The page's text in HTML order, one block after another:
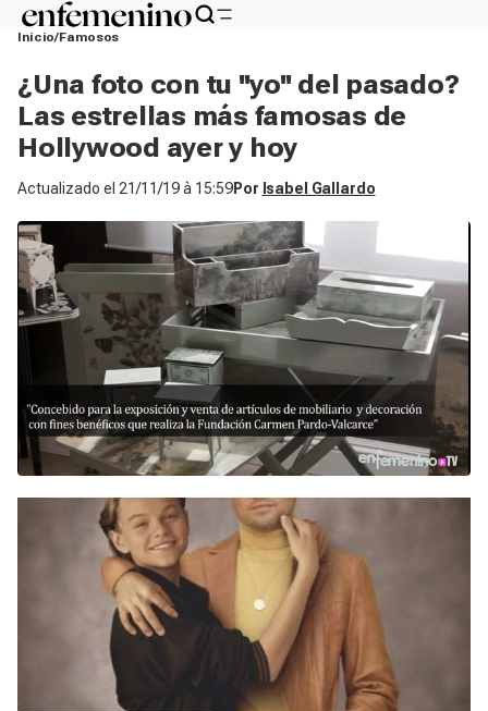
Inicio Famosos
¿Una foto con tu ''yo'' del pasado?
Las estrellas más famosas de
Hollywood ayer y hoy
Actualizado el 21/11/19 à 15:59Por Isabel Gallardo